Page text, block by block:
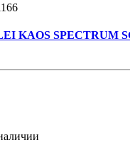
KAOS SPECTRUM